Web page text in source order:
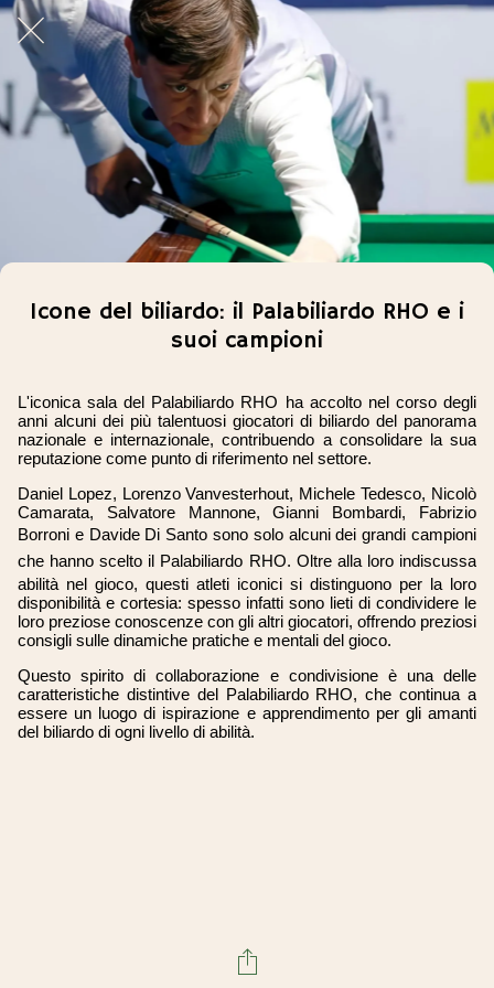
Icone del biliardo: il Palabiliardo RHO e i
suoi campioni
L'iconica sala del Palabiliardo RHO ha accolto nel corso degli
anni alcuni dei più talentuosi giocatori di biliardo del panorama
nazionale e internazionale, contribuendo a consolidare la sua
reputazione come punto di riferimento nel settore.
Daniel Lopez, Lorenzo Vanvesterhout, Michele Tedesco, Nicolò
Camarata, Salvatore Mannone, Gianni Bombardi, Fabrizio
Borroni e Davide Di Santo sono solo alcuni dei grandi campioni
che hanno scelto il Palabiliardo RHO. Oltre alla loro indiscussa
abilità nel gioco, questi atleti iconici si distinguono per la loro
disponibilità e cortesia: spesso infatti sono lieti di condividere le
loro preziose conoscenze con gli altri giocatori, offrendo preziosi
consigli sulle dinamiche pratiche e mentali del gioco.
Questo spirito di collaborazione e condivisione è una delle
caratteristiche distintive del Palabiliardo RHO, che continua a
essere un luogo di ispirazione e apprendimento per gli amanti
del biliardo di ogni livello di abilità.